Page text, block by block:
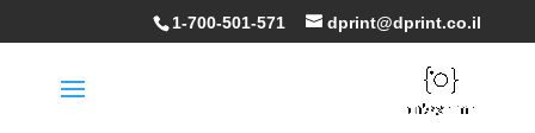
1-700-501-571 dprint@dprint.co.il